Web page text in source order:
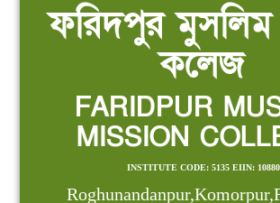
ফরিদপুর
কলেজ
FARIDPUR
MISSION
INSTITUTE CODE: 5135 EIIN: